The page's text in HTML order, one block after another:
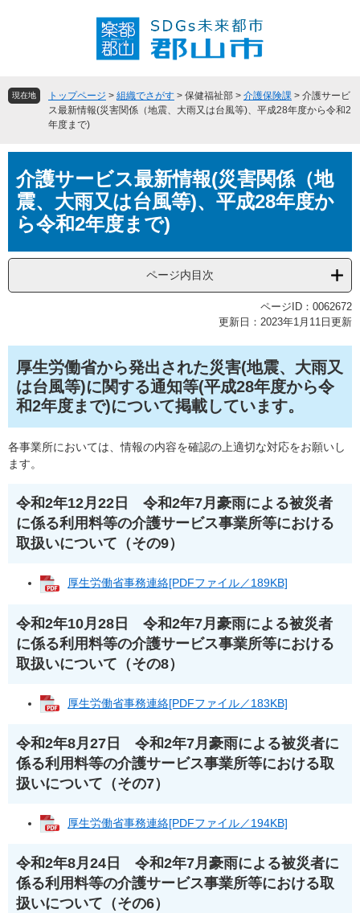
頭
飛現在地 トップページ > 組織でさがす > 保健福祉部 > 介護保険課 > 介護サービ
ス最新情報(災害関係（地震、大雨又は台風等)、平成28年度から令和2
年度まで)
文介護サービス最新情報(災害関係（地
震、大雨又は台風等)、平成28年度か
ら令和2年度まで)
ページ内目次
ページID：0062672
更新日：2023年1月11日更新
厚生労働省から発出された災害(地震、大雨又
は台風等)に関する通知等(平成28年度から令
和2年度まで)について掲載しています。
各事業所においては、情報の内容を確認の上適切な対応をお願いし
ます。
令和2年12月22日 令和2年7月豪雨による被災者
に係る利用料等の介護サービス事業所等における
取扱いについて（その9）
厚生労働省事務連絡[PDFファイル／189KB]
令和2年10月28日 令和2年7月豪雨による被災者
に係る利用料等の介護サービス事業所等における
取扱いについて（その8）
厚生労働省事務連絡[PDFファイル／183KB]
令和2年8月27日 令和2年7月豪雨による被災者に
係る利用料等の介護サービス事業所等における取
扱いについて（その7）
厚生労働省事務連絡[PDFファイル／194KB]
令和2年8月24日 令和2年7月豪雨による被災者に
係る利用料等の介護サービス事業所等における取
扱いについて（その6）